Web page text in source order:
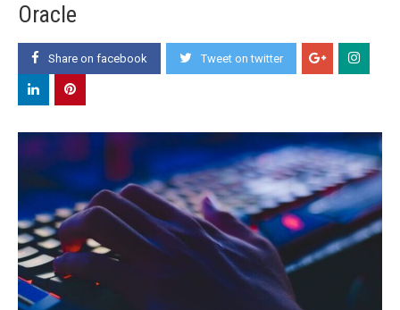
Oracle
Share on facebook Tweet on twitter